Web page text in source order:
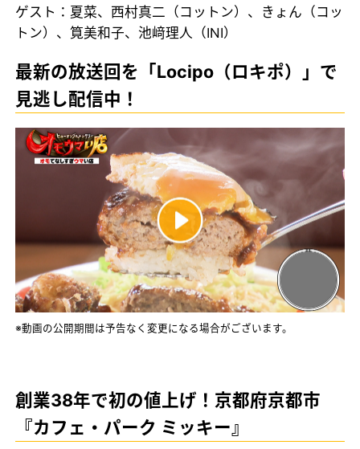
ゲスト：夏菜、西村真二（コットン）、きょん（コッ
トン）、筧美和子、池﨑理人（INI）
最新の放送回を「Locipo（ロキポ）」で
見逃し配信中！
※動画の公開期間は予告なく変更になる場合がございます。
創業38年で初の値上げ！京都府京都市
『カフェ・パーク ミッキー』